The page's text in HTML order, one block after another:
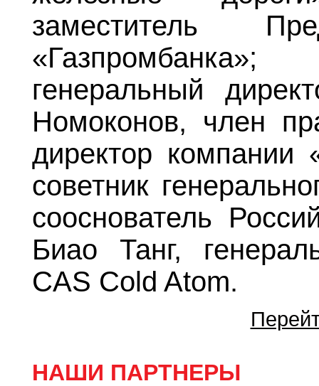
заместитель
генеральный
Номоконов, член
директор
советник
сооснователь
Биао Танг,
CAS Cold Atom.
НАШИ ПАРТНЕРЫ